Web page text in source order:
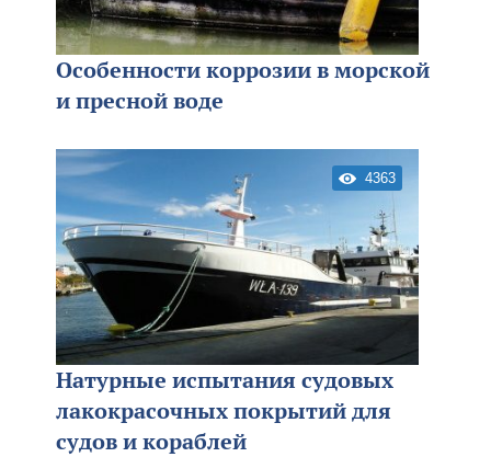
Особенности коррозии в морской
и пресной воде
4363
Натурные испытания судовых
лакокрасочных покрытий для
судов и кораблей